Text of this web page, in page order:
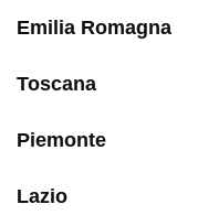
Emilia Romagna
Toscana
Piemonte
Lazio